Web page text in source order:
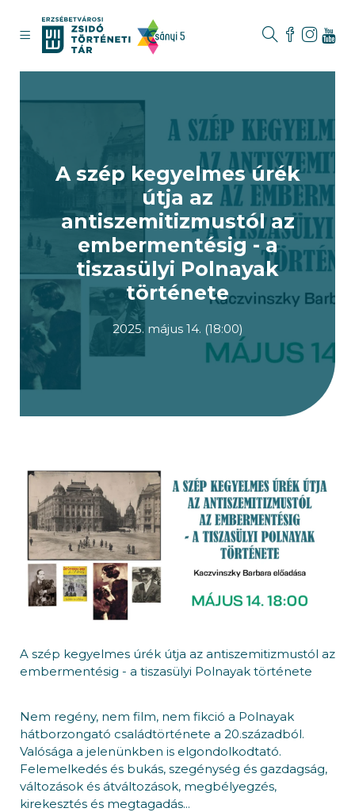
A szép kegyelmes úrék
útja az
antiszemitizmustól az
embermentésig - a
tiszasülyi Polnayak
története
2025. május 14. (18:00)
A szép kegyelmes úrék útja az antiszemitizmustól az
embermentésig - a tiszasülyi Polnayak története
Nem regény, nem film, nem fikció a Polnayak
hátborzongató családtörténete a 20.századból.
Valósága a jelenünkben is elgondolkodtató.
Felemelkedés és bukás, szegénység és gazdagság,
változások és átváltozások, megbélyegzés,
kirekesztés és megtagadás...